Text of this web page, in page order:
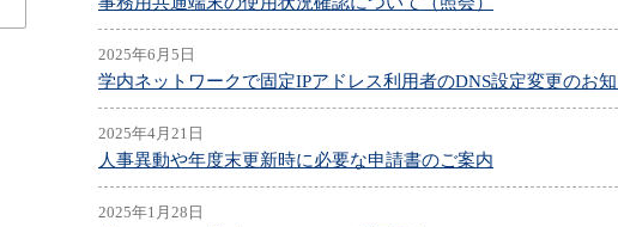
2025年6月5日
学内ネットワークで固定IPアドレス利用者のDNS設定変更のお
2025年4月21日
人事異動や年度末更新時に必要な申請書のご案内
2025年1月28日